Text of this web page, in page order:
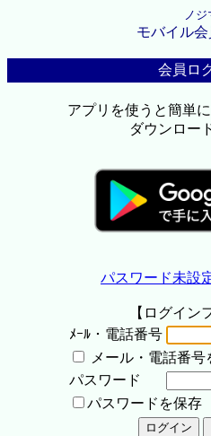
ノジ
モバイル会
会員ロ
アプリを使うと簡単
ダウンロー
パスワード未設
【ログイン
ﾒｰﾙ・電話番号
メール・電話番号
パスワード
パスワードを保存